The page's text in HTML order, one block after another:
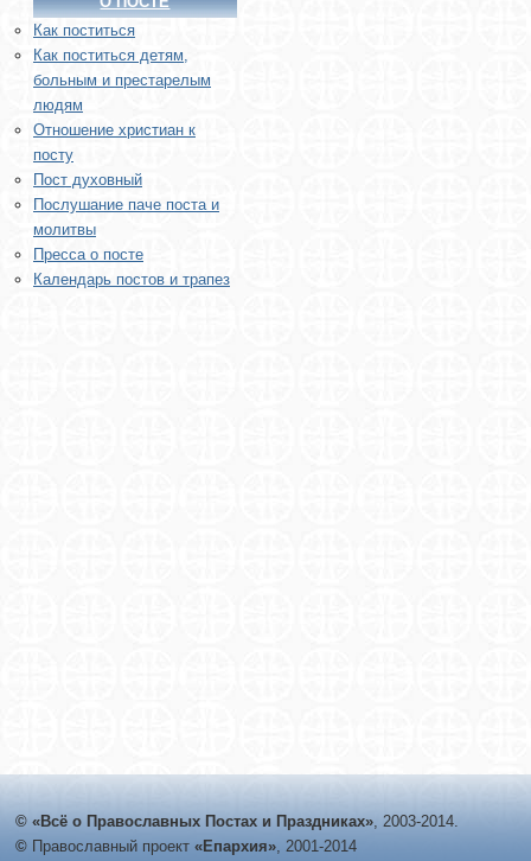
Как поститься
Как поститься детям,
больным и престарелым
людям
Отношение христиан к
посту
Пост духовный
Послушание паче поста и
молитвы
Пресса о посте
Календарь постов и трапез
© «Всё о Православных Постах и Праздниках», 2003-2014.
© Православный проект «Епархия», 2001-2014